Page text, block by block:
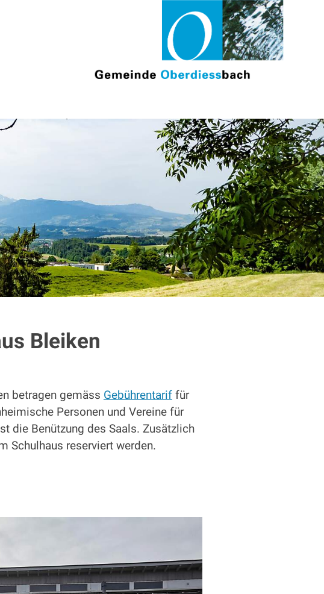
Bleiken
betragen gemäss Gebührentariffür
Personen und Vereine für
die Benützung des Saals. Zusätzlich
Schulhaus reserviert werden.